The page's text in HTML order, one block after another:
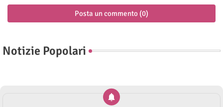
Posta un commento (0)
Notizie Popolari